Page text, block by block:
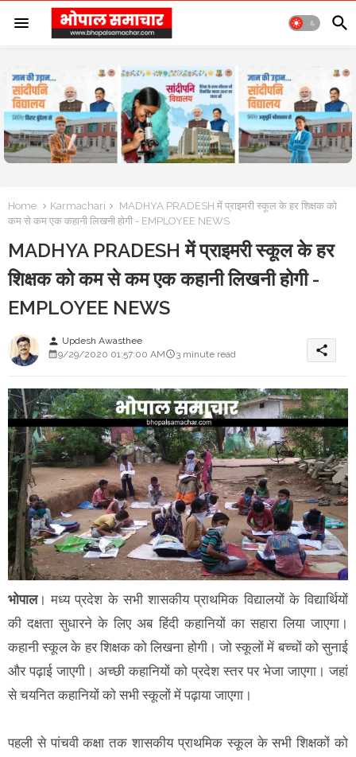
Home Karmachari
MADHYA PRADESH में प्राइमरी स्कूल के हर शिक्षक को
कम से कम एक कहानी लिखनी होगी - EMPLOYEE NEWS
MADHYA PRADESH में प्राइमरी स्कूल के हर
शिक्षक को कम से कम एक कहानी लिखनी होगी -
EMPLOYEE NEWS
person Updesh Awasthee
9/29/2020 01:57:00 AM
3 minute read share
भोपाल। मध्य प्रदेश के सभी शासकीय प्राथमिक विद्यालयों के विद्यार्थियों
की दक्षता सुधारने के लिए अब हिंदी कहानियों का सहारा लिया जाएगा।
कहानी स्कूल के हर शिक्षक को लिखना होगी। जो स्कूलों में बच्चों को सुनाई
और पढ़ाई जाएगी। अच्छी कहानियों को प्रदेश स्तर पर भेजा जाएगा। जहां
से चयनित कहानियों को सभी स्कूलों में पढ़ाया जाएगा।
पहली से पांचवी कक्षा तक शासकीय प्राथमिक स्कूल के सभी शिक्षकों को